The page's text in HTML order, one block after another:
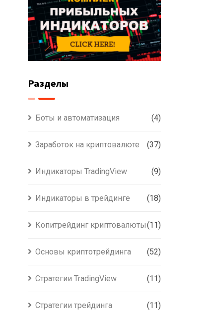
Разделы
Боты и автоматизация (4)
Заработок на криптовалюте (37)
Индикаторы TradingView (9)
Индикаторы в трейдинге (18)
Копитрейдинг криптовалюты(11)
Основы криптотрейдинга (52)
Стратегии TradingView (11)
Стратегии трейдинга (11)